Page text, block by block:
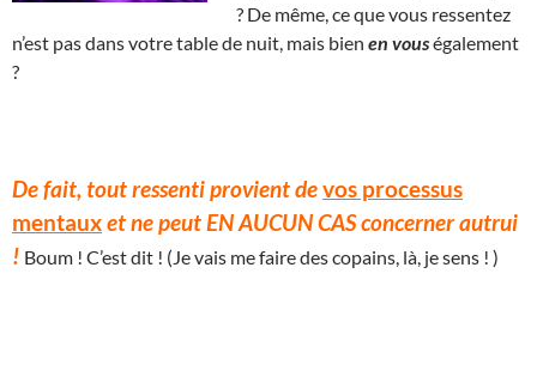
? De même, ce que vous ressentez
n’est pas dans votre table de nuit, mais bien en vouségalement
?
De fait, tout ressenti provient devos processus
mentauxet ne peut EN AUCUN CAS concerner autrui
! Boum ! C’est dit ! (Je vais me faire des copains, là, je sens ! )